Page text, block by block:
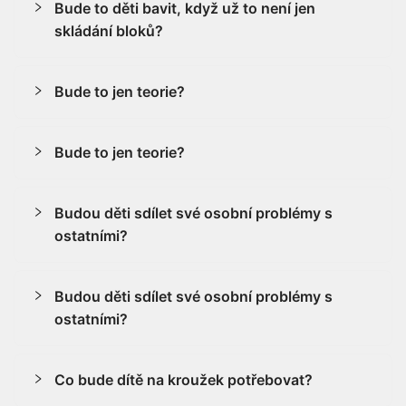
Bude to děti bavit, když už to není jen
skládání bloků?
Bude to jen teorie?
Bude to jen teorie?
Budou děti sdílet své osobní problémy s
ostatními?
Budou děti sdílet své osobní problémy s
ostatními?
Co bude dítě na kroužek potřebovat?